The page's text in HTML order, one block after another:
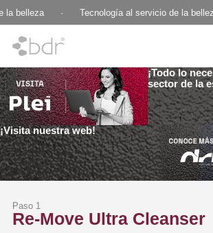
la belleza Tecnología al servicio de la
¡Todo lo
sector de la
¡Visita nuestra web!
Paso 1
Re-Move Ultra Cleanser